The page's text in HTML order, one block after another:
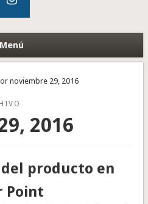
Menú
noviembre 29, 2016
2016
del producto en
Point